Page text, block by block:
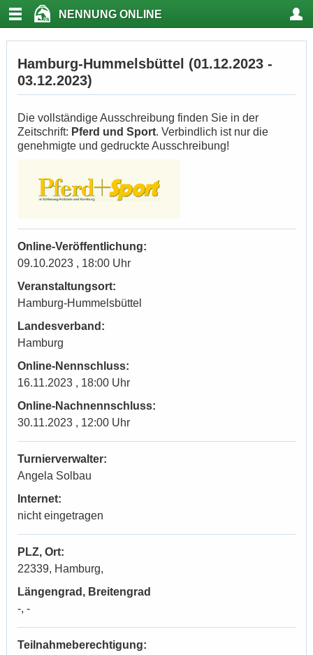
NENNUNG ONLINE
Hamburg-Hummelsbüttel (01.12.2023 -
03.12.2023)
Die vollständige Ausschreibung finden Sie in der
Zeitschrift: Pferd und Sport. Verbindlich ist nur die
genehmigte und gedruckte Ausschreibung!
Online-Veröffentlichung:
09.10.2023 , 18:00 Uhr
Veranstaltungsort:
Hamburg-Hummelsbüttel
Landesverband:
Hamburg
Online-Nennschluss:
16.11.2023 , 18:00 Uhr
Online-Nachnennschluss:
30.11.2023 , 12:00 Uhr
Turnierverwalter:
Angela Solbau
Internet:
nicht eingetragen
PLZ, Ort:
22339, Hamburg,
Längengrad, Breitengrad
-, -
Teilnahmeberechtigung: